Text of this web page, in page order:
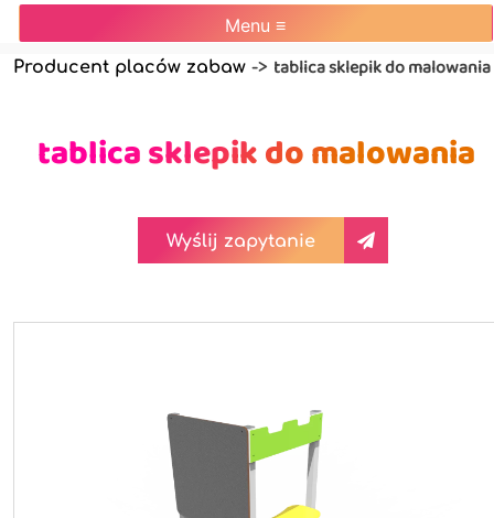
Menu ≡
Producent placów zabaw -> tablica sklepik do malowania
tablica sklepik do malowania
Wyślij zapytanie